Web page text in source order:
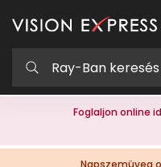
Foglaljon online
Napszemüveg